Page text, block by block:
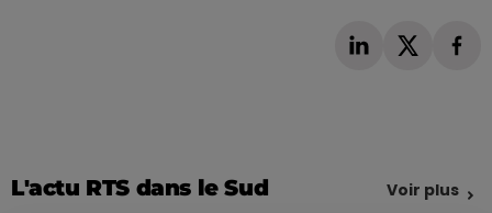
L'actu RTS dans le Sud Voir plus